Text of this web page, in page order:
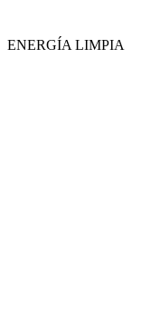
ENERGÍA LIMPIA